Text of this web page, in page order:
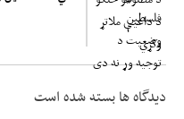
دیدگاه ها بسته شده است